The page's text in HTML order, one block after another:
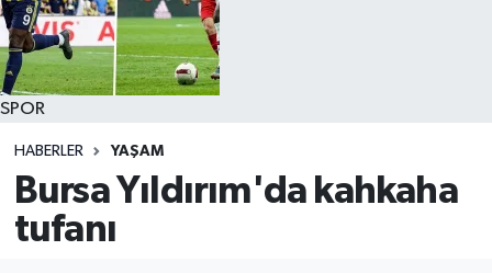
SPOR
HABERLER YAŞAM
Bursa Yıldırım'da kahkaha
tufanı